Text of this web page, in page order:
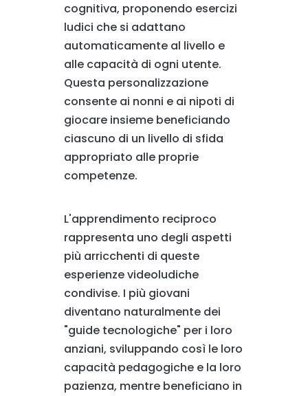
cognitiva, proponendo esercizi
ludici che si adattano
automaticamente al livello e
alle capacità di ogni utente.
Questa personalizzazione
consente ai nonni e ai nipoti di
giocare insieme beneficiando
ciascuno di un livello di sfida
appropriato alle proprie
competenze.
L'apprendimento reciproco
rappresenta uno degli aspetti
più arricchenti di queste
esperienze videoludiche
condivise. I più giovani
diventano naturalmente dei
"guide tecnologiche" per i loro
anziani, sviluppando così le loro
capacità pedagogiche e la loro
pazienza, mentre beneficiano in